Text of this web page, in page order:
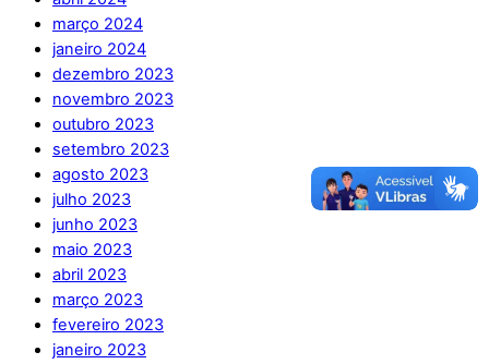
março 2024
janeiro 2024
dezembro 2023
novembro 2023
outubro 2023
setembro 2023
agosto 2023
julho 2023
junho 2023
maio 2023
abril 2023
março 2023
fevereiro 2023
janeiro 2023